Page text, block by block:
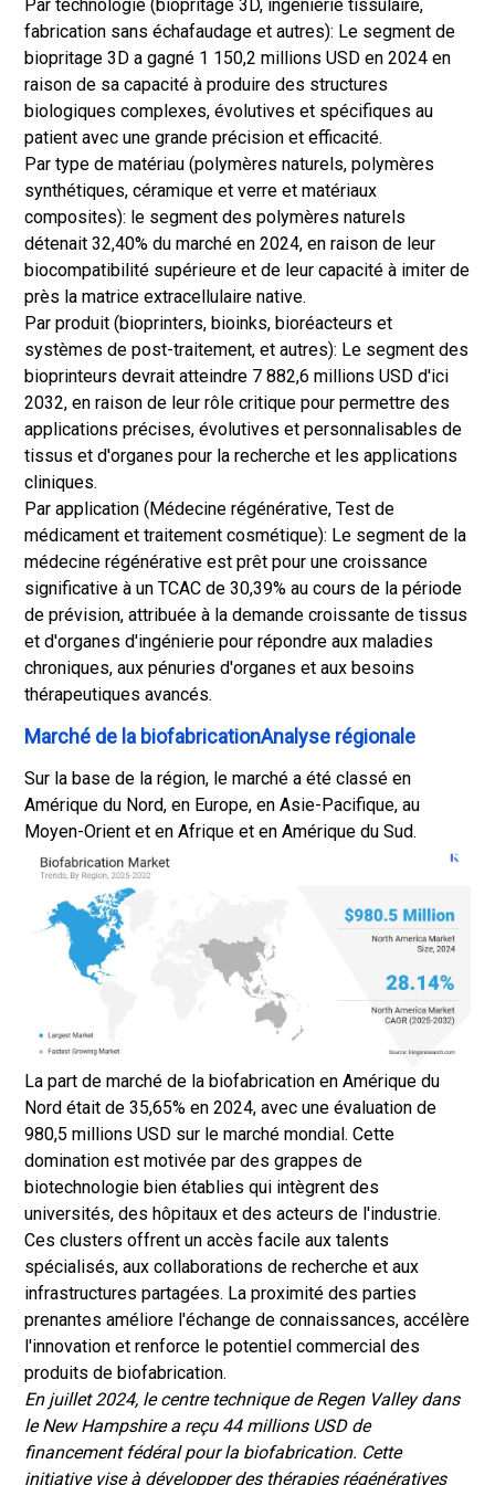
Par technologie (biopritage 3D, ingénierie tissulaire,
fabrication sans échafaudage et autres): Le segment de
biopritage 3D a gagné 1 150,2 millions USD en 2024 en
raison de sa capacité à produire des structures
biologiques complexes, évolutives et spécifiques au
patient avec une grande précision et efficacité.
Par type de matériau (polymères naturels, polymères
synthétiques, céramique et verre et matériaux
composites): le segment des polymères naturels
détenait 32,40% du marché en 2024, en raison de leur
biocompatibilité supérieure et de leur capacité à imiter de
près la matrice extracellulaire native.
Par produit (bioprinters, bioinks, bioréacteurs et
systèmes de post-traitement, et autres): Le segment des
bioprinteurs devrait atteindre 7 882,6 millions USD d'ici
2032, en raison de leur rôle critique pour permettre des
applications précises, évolutives et personnalisables de
tissus et d'organes pour la recherche et les applications
cliniques.
Par application (Médecine régénérative, Test de
médicament et traitement cosmétique): Le segment de la
médecine régénérative est prêt pour une croissance
significative à un TCAC de 30,39% au cours de la période
de prévision, attribuée à la demande croissante de tissus
et d'organes d'ingénierie pour répondre aux maladies
chroniques, aux pénuries d'organes et aux besoins
thérapeutiques avancés.
Marché de la biofabricationAnalyse régionale
Sur la base de la région, le marché a été classé en
Amérique du Nord, en Europe, en Asie-Pacifique, au
Moyen-Orient et en Afrique et en Amérique du Sud.
La part de marché de la biofabrication en Amérique du
Nord était de 35,65% en 2024, avec une évaluation de
980,5 millions USD sur le marché mondial. Cette
domination est motivée par des grappes de
biotechnologie bien établies qui intègrent des
universités, des hôpitaux et des acteurs de l'industrie.
Ces clusters offrent un accès facile aux talents
spécialisés, aux collaborations de recherche et aux
infrastructures partagées. La proximité des parties
prenantes améliore l'échange de connaissances, accélère
l'innovation et renforce le potentiel commercial des
produits de biofabrication.
En juillet 2024, le centre technique de Regen Valley dans
le New Hampshire a reçu 44 millions USD de
financement fédéral pour la biofabrication. Cette
initiative vise à développer des thérapies régénératives